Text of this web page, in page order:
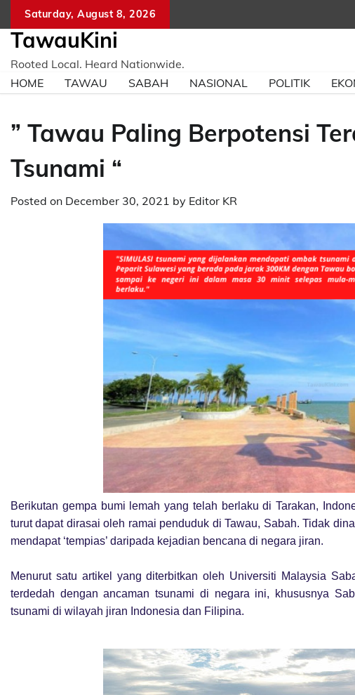
content
Saturday, August 8, 2026
TawauKini
Rooted Local. Heard Nationwide.
HOME
TAWAU SABAH NASIONAL POLITIK
” Tawau Paling Berpotensi
Tsunami “
Posted on December 30, 2021 by Editor KR
Berikutan gempa bumi lemah yang telah berlaku di Tarakan,
turut dapat dirasai oleh ramai penduduk di Tawau, Sabah. Tidak
mendapat ‘tempias’ daripada kejadian bencana di negara jiran.
Menurut satu artikel yang diterbitkan oleh Universiti Malaysia
terdedah dengan ancaman tsunami di negara ini, khususnya
tsunami di wilayah jiran Indonesia dan Filipina.